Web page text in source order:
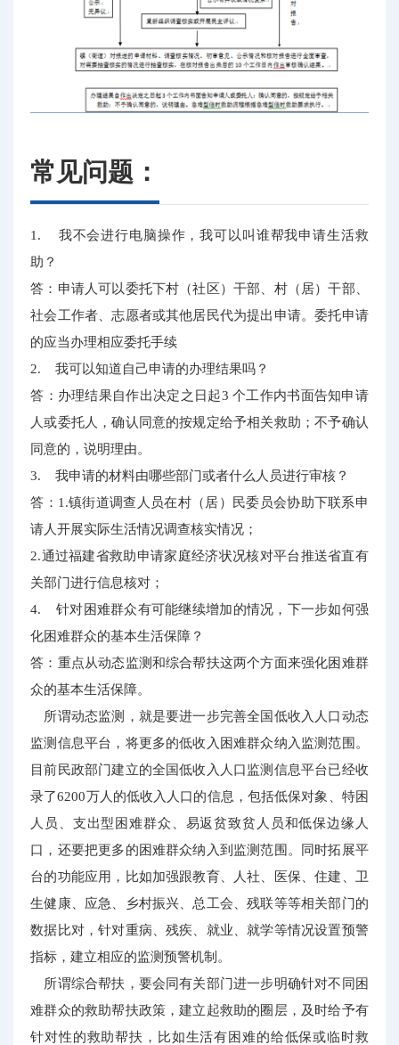
常见问题：
1. 我不会进行电脑操作，我可以叫谁帮我申请生活救
助？
答：申请人可以委托下村（社区）干部、村（居）干部、
社会工作者、志愿者或其他居民代为提出申请。委托申请
的应当办理相应委托手续
2. 我可以知道自己申请的办理结果吗？
答：办理结果自作出决定之日起3 个工作内书面告知申请
人或委托人，确认同意的按规定给予相关救助；不予确认
同意的，说明理由。
3. 我申请的材料由哪些部门或者什么人员进行审核？
答：1.镇街道调查人员在村（居）民委员会协助下联系申
请人开展实际生活情况调查核实情况；
2.通过福建省救助申请家庭经济状况核对平台推送省直有
关部门进行信息核对；
4. 针对困难群众有可能继续增加的情况，下一步如何强
化困难群众的基本生活保障？
答：重点从动态监测和综合帮扶这两个方面来强化困难群
众的基本生活保障。
所谓动态监测，就是要进一步完善全国低收入人口动态
监测信息平台，将更多的低收入困难群众纳入监测范围。
目前民政部门建立的全国低收入人口监测信息平台已经收
录了6200万人的低收入人口的信息，包括低保对象、特困
人员、支出型困难群众、易返贫致贫人员和低保边缘人
口，还要把更多的困难群众纳入到监测范围。同时拓展平
台的功能应用，比如加强跟教育、人社、医保、住建、卫
生健康、应急、乡村振兴、总工会、残联等等相关部门的
数据比对，针对重病、残疾、就业、就学等情况设置预警
指标，建立相应的监测预警机制。
所谓综合帮扶，要会同有关部门进一步明确针对不同困
难群众的救助帮扶政策，建立起救助的圈层，及时给予有
针对性的救助帮扶，比如生活有困难的给低保或临时救